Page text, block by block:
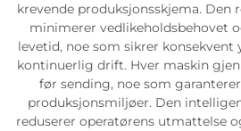
krevende produksjonsskjema. Den
minimerer vedlikeholdsbehovet
levetid, noe som sikrer
kontinuerlig drift. Hver maskin
før sending, noe som
produksjonsmiljøer. Den
reduserer operatørens utmattelse